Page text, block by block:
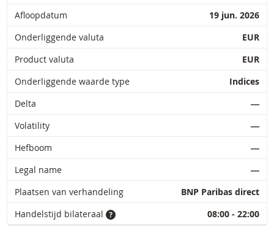
Afloopdatum
19 jun. 2026
Onderliggende valuta
EUR
Product valuta
EUR
Onderliggende waarde type
Indices
Delta
―
Volatility
―
Hefboom
―
Legal name
―
Plaatsen van verhandeling
BNP Paribas direct
Handelstijd bilateraal
08:00 - 22:00